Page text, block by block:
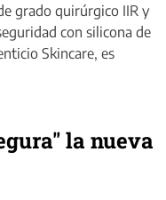
grado quirúrgico IIR y
con silicona de
Skincare, es
la nueva